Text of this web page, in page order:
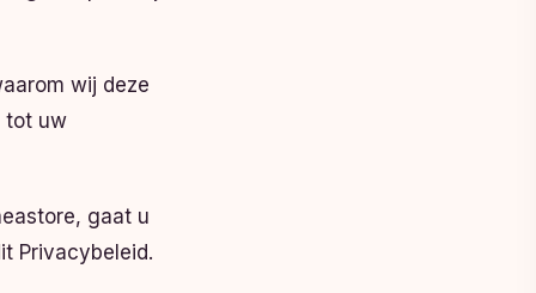
wij deze
tot uw
gaat u
Privacybeleid.